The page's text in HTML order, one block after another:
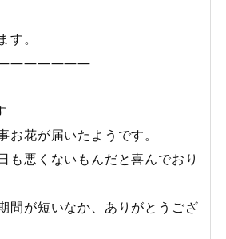
す。
お花が届いたようです。
も悪くないもんだと喜んでおり
間が短いなか、ありがとうござ